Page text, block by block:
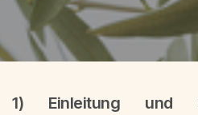
1) Einleitung und